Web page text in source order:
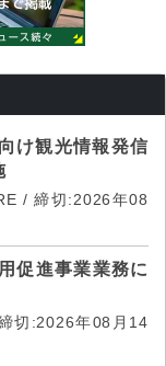
け観光情報発信
/ 締切:2026年08
促進事業業務に
切:2026年08月14